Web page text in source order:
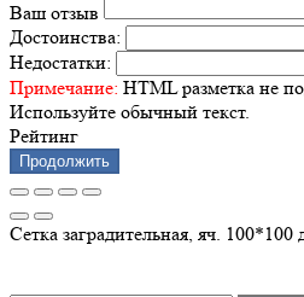
Ваш отзыв
Достоинства:
Недостатки:
Примечание: HTML разметка не
Используйте обычный текст.
Рейтинг
Продолжить
Сетка заградительная, яч.